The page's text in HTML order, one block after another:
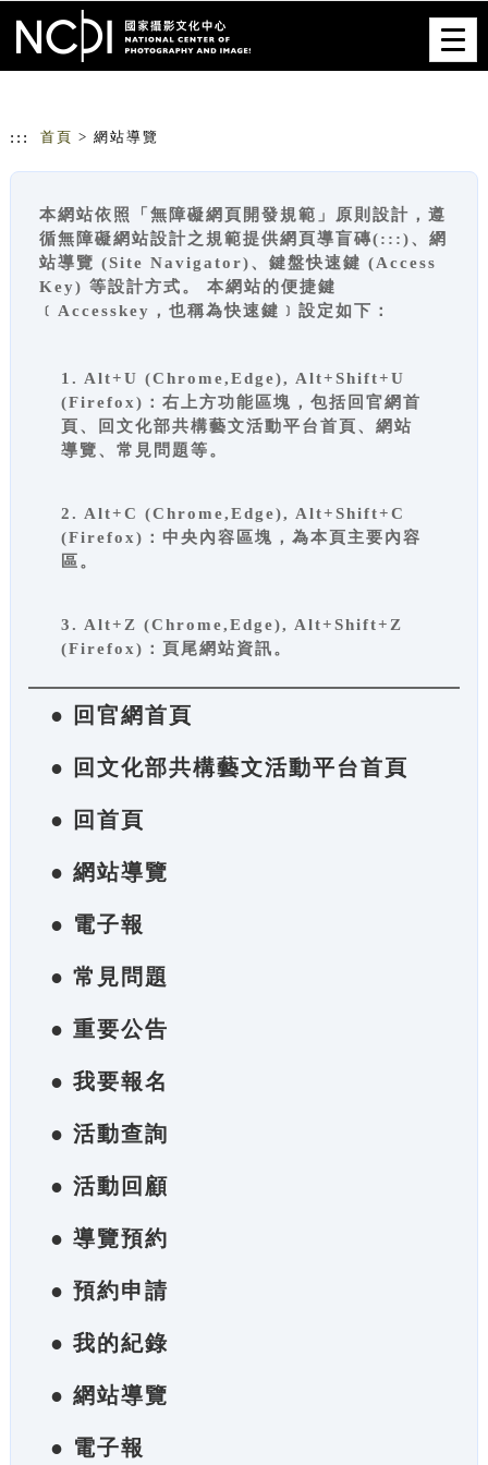
跳到主要內容
::: 首頁 > 網站導覽
本網站依照「無障礙網頁開發規範」原則設計，遵
循無障礙網站設計之規範提供網頁導盲磚(:::)、網
站導覽 (Site Navigator)、鍵盤快速鍵 (Access
Key) 等設計方式。 本網站的便捷鍵
﹝Accesskey，也稱為快速鍵﹞設定如下：
1. Alt+U (Chrome,Edge), Alt+Shift+U
(Firefox)：右上方功能區塊，包括回官網首
頁、回文化部共構藝文活動平台首頁、網站
導覽、常見問題等。
2. Alt+C (Chrome,Edge), Alt+Shift+C
(Firefox)：中央內容區塊，為本頁主要內容
區。
3. Alt+Z (Chrome,Edge), Alt+Shift+Z
(Firefox)：頁尾網站資訊。
● 回官網首頁
● 回文化部共構藝文活動平台首頁
● 回首頁
● 網站導覽
● 電子報
● 常見問題
● 重要公告
● 我要報名
● 活動查詢
● 活動回顧
● 導覽預約
● 預約申請
● 我的紀錄
● 網站導覽
● 電子報